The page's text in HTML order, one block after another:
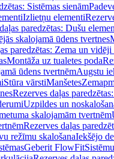
Sistēmas sienām
Izlietņu elementi
paredzētas: Dušu
skalojamā ūdens tvertnes
paredzētas: Zema un vidēji
Montāža uz tualetes poda
ūdens tvertnēmAugstu
Stūra vārstiManšetes
Rezerves daļas
Uzpildes un
skalojamām tvertnēm
Rezerves daļas
režīmu skalošanaIekšējo
Geberit FlowFit